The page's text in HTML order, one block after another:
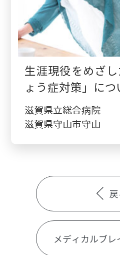
生涯現役をめざ
ょう症対策」につ
滋賀県立総合病院
滋賀県守山市守山
メディカルブ